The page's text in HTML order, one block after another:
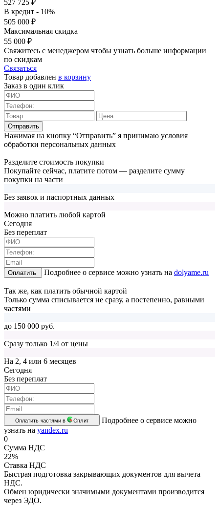
527 725 ₽
В кредит - 10%
505 000 ₽
Максимальная скидка
55 000 ₽
Свяжитесь с менеджером чтобы узнать больше информации
по скидкам
Связаться
Товар добавлен в корзину
Заказ в один клик
Отправить
Нажимая на кнопку “Отправить” я принимаю условия
обработки персональных данных
Разделите стоимость покупки
Покупайте сейчас, платите потом — разделите сумму
покупки на части
Без заявок и паспортных данных
Можно платить любой картой
Cегодня
Без переплат
Оплатить Подробнее о сервисе можно узнать на dolyame.ru
Так же, как платить обычной картой
Только сумма списывается не сразу, а постепенно, равными
частями
до 150 000 руб.
Сразу только 1/4 от цены
На 2, 4 или 6 месяцев
Cегодня
Без переплат
Оплатить частями в Сплит
Подробнее о сервисе можно
узнать на yandex.ru
0
Сумма НДС
22%
Ставка НДС
Быстрая подготовка закрывающих документов для вычета
НДС.
Обмен юридически значимыми документами производится
через ЭДО.